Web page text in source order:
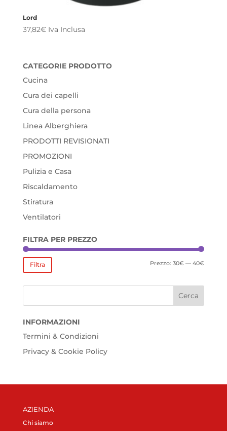
Lord
37,82€ Iva Inclusa
CATEGORIE PRODOTTO
Cucina
Cura dei capelli
Cura della persona
Linea Alberghiera
PRODOTTI REVISIONATI
PROMOZIONI
Pulizia e Casa
Riscaldamento
Stiratura
Ventilatori
FILTRA PER PREZZO
Prezzo
Prezzo
Filtra Prezzo:30€ —40€
INFORMAZIONI
Termini & Condizioni
Privacy & Cookie Policy
AZIENDA
Chi siamo